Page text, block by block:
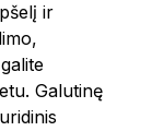
ir
Galutinę